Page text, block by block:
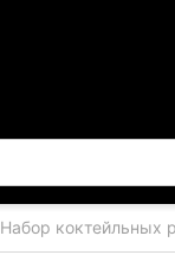
Набор коктейльных